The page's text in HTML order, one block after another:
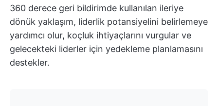
360 derece geri bildirimde kullanılan ileriye
dönük yaklaşım, liderlik potansiyelini belirlemeye
yardımcı olur, koçluk ihtiyaçlarını vurgular ve
gelecekteki liderler için yedekleme planlamasını
destekler.